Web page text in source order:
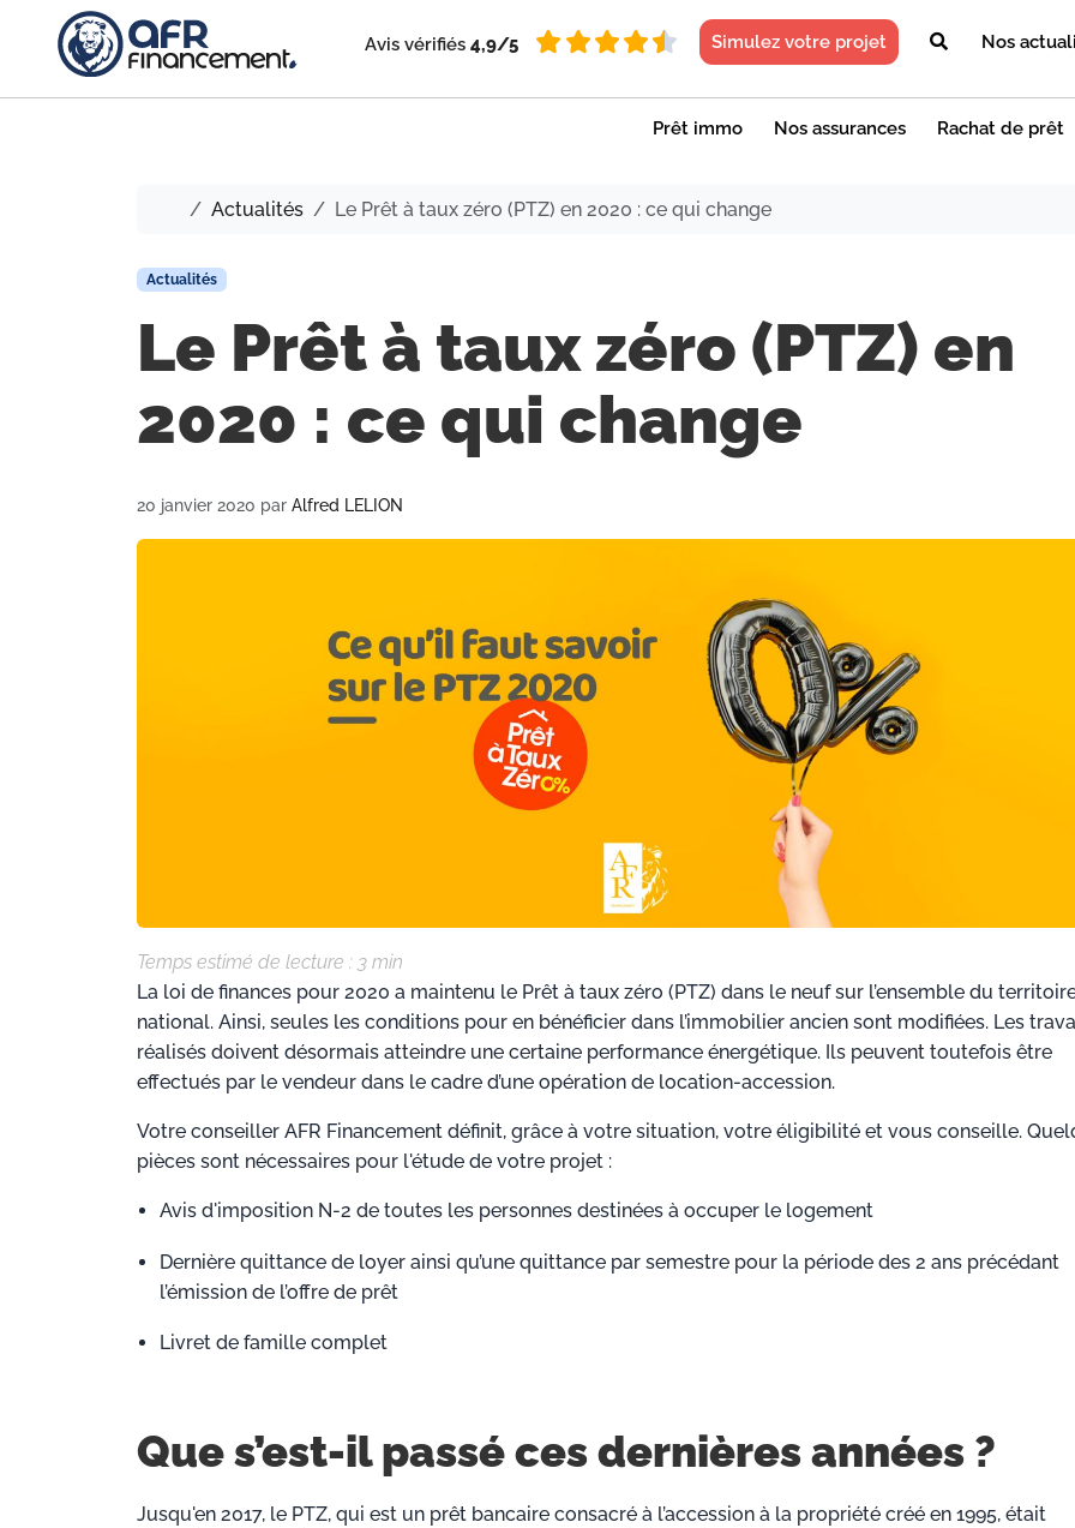
Avis vérifiés 4,9/5 Simulez votre projet Nos
Prêt immo Nos assurances Rachat de prêt
Accueil
Actualités Le Prêt à taux zéro (PTZ) en 2020 : ce qui change
Actualités
Le Prêt à taux zéro (PTZ) en
2020 : ce qui change
20 janvier 2020 par Alfred LELION
Temps estimé de lecture : 3 min
La loi de finances pour 2020 a maintenu le Prêt à taux zéro (PTZ) dans le neuf sur l’ensemble du
national. Ainsi, seules les conditions pour en bénéficier dans l’immobilier ancien sont modifiées. Les
réalisés doivent désormais atteindre une certaine performance énergétique. Ils peuvent toutefois être
effectués par le vendeur dans le cadre d’une opération de location-accession.
Votre conseiller AFR Financement définit, grâce à votre situation, votre éligibilité et vous conseille.
pièces sont nécessaires pour l'étude de votre projet :
Avis d'imposition N-2 de toutes les personnes destinées à occuper le logement
Dernière quittance de loyer ainsi qu’une quittance par semestre pour la période des 2 ans précédant
l’émission de l’offre de prêt
Livret de famille complet
Que s’est-il passé ces dernières années ?
Jusqu'en 2017, le PTZ, qui est un prêt bancaire consacré à l’accession à la propriété créé en 1995, était